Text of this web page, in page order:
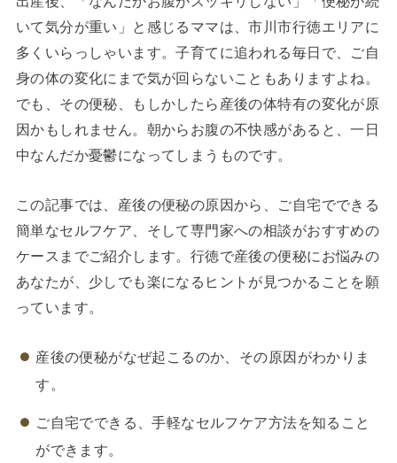
いて気分が重い」と感じるママは、市川市行徳エリアに
多くいらっしゃいます。子育てに追われる毎日で、ご自
身の体の変化にまで気が回らないこともありますよね。
でも、その便秘、もしかしたら産後の体特有の変化が原
因かもしれません。朝からお腹の不快感があると、一日
中なんだか憂鬱になってしまうものです。
この記事では、産後の便秘の原因から、ご自宅でできる
簡単なセルフケア、そして専門家への相談がおすすめの
ケースまでご紹介します。行徳で産後の便秘にお悩みの
あなたが、少しでも楽になるヒントが見つかることを願
っています。
産後の便秘がなぜ起こるのか、その原因がわかりま
す。
ご自宅でできる、手軽なセルフケア方法を知ること
ができます。